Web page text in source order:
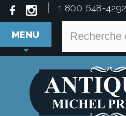
1 800 648-4292
MENU